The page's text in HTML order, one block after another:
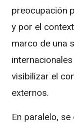
preocupación
y por el
marco de una
visibilizar el
externos.
En paralelo,